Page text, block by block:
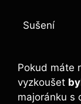
Sušení
Pokud máte
vyzkoušet
majoránku s